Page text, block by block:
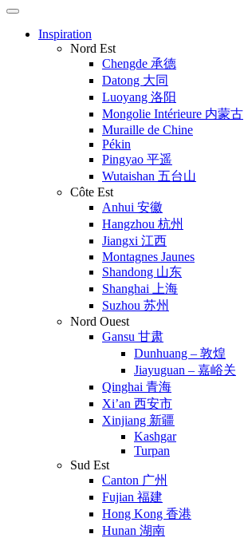
Inspiration
Nord Est
Chengde 承德
Datong 大同
Luoyang 洛阳
Mongolie Intérieure 内蒙古
Muraille de Chine
Pékin
Pingyao 平遥
Wutaishan 五台山
Côte Est
Anhui 安徽
Hangzhou 杭州
Jiangxi 江西
Montagnes Jaunes
Shandong 山东
Shanghai 上海
Suzhou 苏州
Nord Ouest
Gansu 甘肃
Dunhuang – 敦煌
Jiayuguan – 嘉峪关
Qinghai 青海
Xi’an 西安市
Xinjiang 新疆
Kashgar
Turpan
Sud Est
Canton 广州
Fujian 福建
Hong Kong 香港
Hunan 湖南